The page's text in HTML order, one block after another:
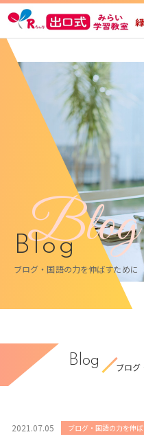
Blog
Blog
ブログ・国語の力を伸ばすために
Blog
ブログ
2021.07.05 ブログ・国語の力を伸